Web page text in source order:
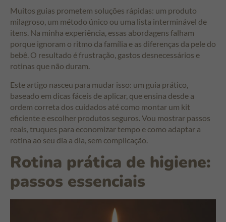
Muitos guias prometem soluções rápidas: um produto
milagroso, um método único ou uma lista interminável de
itens. Na minha experiência, essas abordagens falham
porque ignoram o ritmo da família e as diferenças da pele do
bebê. O resultado é frustração, gastos desnecessários e
rotinas que não duram.
Este artigo nasceu para mudar isso: um guia prático,
baseado em dicas fáceis de aplicar, que ensina desde a
ordem correta dos cuidados até como montar um kit
eficiente e escolher produtos seguros. Vou mostrar passos
reais, truques para economizar tempo e como adaptar a
rotina ao seu dia a dia, sem complicação.
Rotina prática de higiene:
passos essenciais